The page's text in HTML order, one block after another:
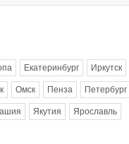
Екатеринбург Иркутск
Омск Пенза Петербург
Якутия Ярославль